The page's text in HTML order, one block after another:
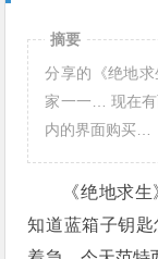
摘要
分享的《绝地
家一一… 现在有
内的界面购买…
《绝地求
知道蓝箱子钥